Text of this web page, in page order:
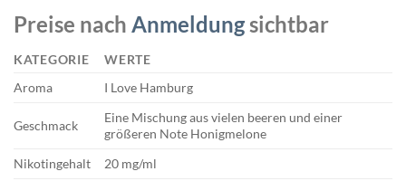
Preise nach Anmeldungsichtbar
KATEGORIE
WERTE
Aroma
I Love Hamburg
Geschmack
Eine Mischung aus vielen beeren und einer
größeren Note Honigmelone
Nikotingehalt
20 mg/ml